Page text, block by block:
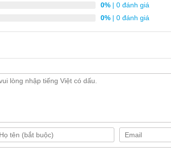
0% | 0 đánh giá
0% | 0 đánh giá